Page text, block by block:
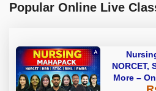
Popular Online Live
NORCET,
More –